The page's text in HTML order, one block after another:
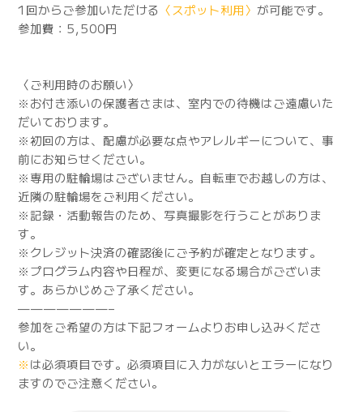
1回からご参加いただける 〈スポット利用〉が可能です。
参加費：5,500円
〈ご利用時のお願い〉
※お付き添いの保護者さまは、室内での待機はご遠慮いた
だいております。
※初回の方は、配慮が必要な点やアレルギーについて、事
前にお知らせください。
※専用の駐輪場はございません。自転車でお越しの方は、
近隣の駐輪場をご利用ください。
※記録・活動報告のため、写真撮影を行うことがありま
す。
※クレジット決済の確認後にご予約が確定となります。
※プログラム内容や日程が、変更になる場合がございま
す。あらかじめご了承ください。
———————–
参加をご希望の方は下記フォームよりお申し込みくださ
い。
※は必須項目です。必須項目に入力がないとエラーになり
ますのでご注意ください。